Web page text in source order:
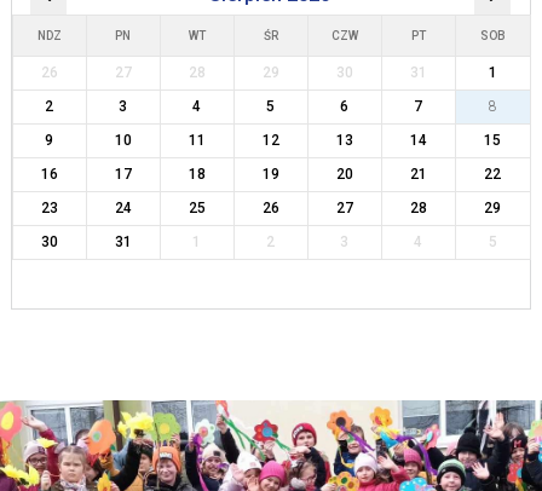
NDZ PN WT ŚR CZW PT SOB
26 27 28 29 30 31
1
2
3 4 5 6 7
8
9
10 11 12 13 14
15
16
17 18 19 20 21
22
23
24 25 26 27 28
29
30
31 1 2 3 4 5